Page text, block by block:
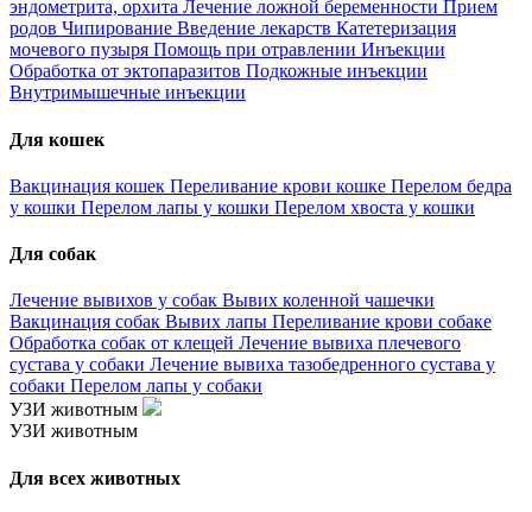
эндометрита, орхита Лечение ложной беременности Прием
родов Чипирование Введение лекарств Катетеризация
мочевого пузыря Помощь при отравлении Инъекции
Обработка от эктопаразитов Подкожные инъекции
Внутримышечные инъекции
Для кошек
Вакцинация кошек Переливание крови кошке Перелом бедра
у кошки Перелом лапы у кошки Перелом хвоста у кошки
Для собак
Лечение вывихов у собак Вывих коленной чашечки
Вакцинация собак Вывих лапы Переливание крови собаке
Обработка собак от клещей Лечение вывиха плечевого
сустава у собаки Лечение вывиха тазобедренного сустава у
собаки Перелом лапы у собаки
УЗИ животным
УЗИ животным
Для всех животных